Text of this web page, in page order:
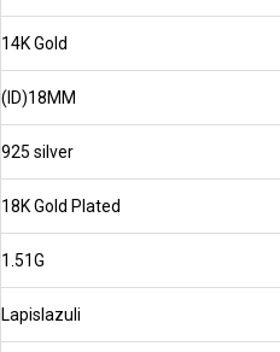
14K Gold
(ID)18MM
925 silver
18K Gold Plated
1.51G
Lapislazuli